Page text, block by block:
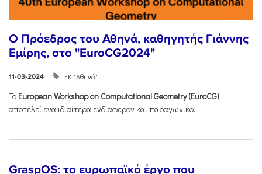
Ο Πρόεδρος του Αθηνά, καθηγητής Γιάννης
Εμίρης, στο "EuroCG2024"
11-03-2024 ΕΚ "Αθηνά"
Το EuropeanWorkshopon ComputationalGeometry (EuroCG)
αποτελεί ένα ιδιαίτερα ενδιαφέρον και παραγωγικό...
GraspOS: το ευρωπαϊκό έργο που